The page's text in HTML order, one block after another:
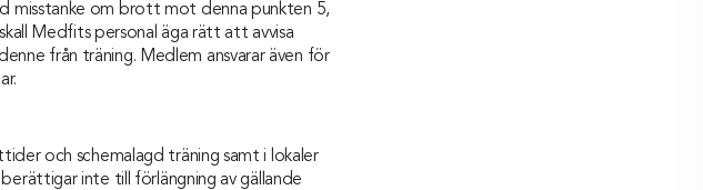
misstanke om brott mot denna punkten 5,
Medfits personal äga rätt att avvisa
från träning. Medlem ansvarar även för
och schemalagd träning samt i lokaler
inte till förlängning av gällande